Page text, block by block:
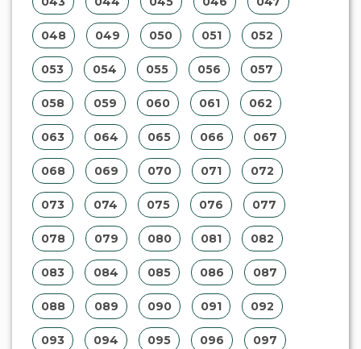
048 049 050 051 052
053 054 055 056 057
058 059 060 061 062
063 064 065 066 067
068 069 070 071 072
073 074 075 076 077
078 079 080 081 082
083 084 085 086 087
088 089 090 091 092
093 094 095 096 097